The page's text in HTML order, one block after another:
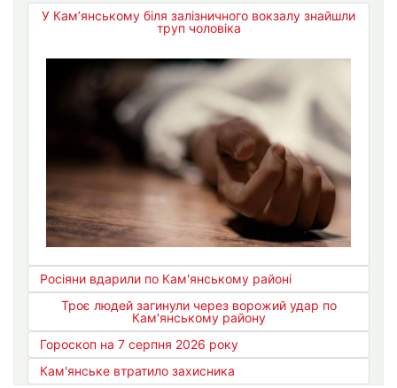
У Кам’янському біля залізничного вокзалу знайшли
труп чоловіка
Росіяни вдарили по Кам'янському районі
Троє людей загинули через ворожий удар по
Кам'янському району
Гороскоп на 7 серпня 2026 року
Кам'янське втратило захисника